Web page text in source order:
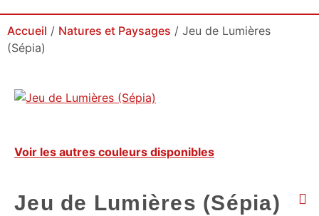
Accueil / Natures et Paysages / Jeu de Lumières
(Sépia)
Voir les autres couleurs disponibles
Jeu de Lumières (Sépia)